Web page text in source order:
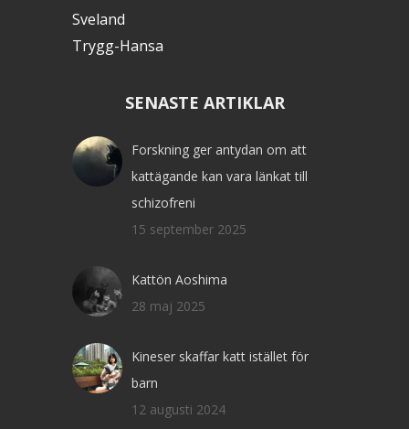
Sveland
Trygg-Hansa
SENASTE ARTIKLAR
Forskning ger antydan om att
kattägande kan vara länkat till
schizofreni
15 september 2025
Kattön Aoshima
28 maj 2025
Kineser skaffar katt istället för
barn
12 augusti 2024